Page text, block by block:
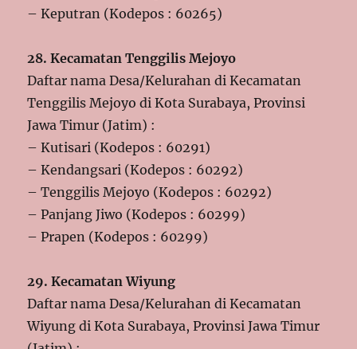
– Keputran (Kodepos : 60265)
28. Kecamatan Tenggilis Mejoyo
Daftar nama Desa/Kelurahan di Kecamatan
Tenggilis Mejoyo di Kota Surabaya, Provinsi
Jawa Timur (Jatim) :
– Kutisari (Kodepos : 60291)
– Kendangsari (Kodepos : 60292)
– Tenggilis Mejoyo (Kodepos : 60292)
– Panjang Jiwo (Kodepos : 60299)
– Prapen (Kodepos : 60299)
29. Kecamatan Wiyung
Daftar nama Desa/Kelurahan di Kecamatan
Wiyung di Kota Surabaya, Provinsi Jawa Timur